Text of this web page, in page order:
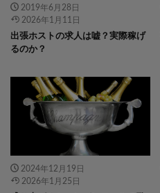
2019年6月28日
2026年1月11日
出張ホストの求人は嘘？実際稼げ
るのか？
" data-layzr="" class="attachment-
icatch375 size-icatch375 wp-post-
image" alt="" />
2024年12月19日
2026年1月25日